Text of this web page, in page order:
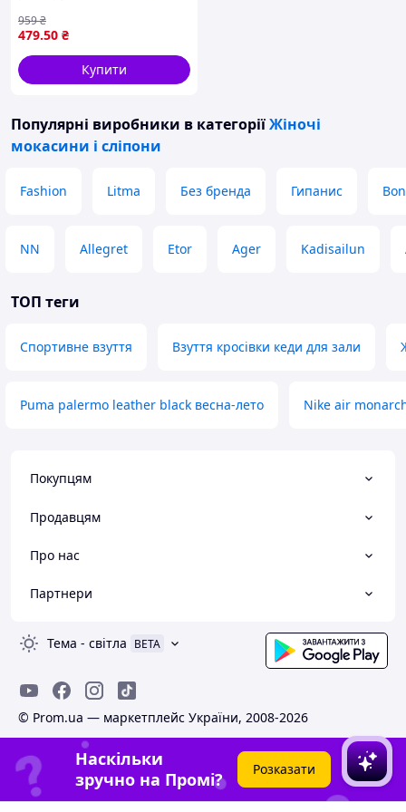
GIPANIS
479.50 ₴
959₴
Купити
Популярні виробники в категоріїЖіночі
мокасини і сліпони
Fashion Litma Без бренда Гипанис
NN Allegret Etor Ager Kadisailun
ТОП теги
Спортивне взуття Взуття кросівки кеди для зали
Puma palermo leather black весна-лето Nike air
Покупцям
Продавцям
Про нас
Партнери
Тема - світла BETA
© Prom.ua — маркетплейс України, 2008-2026
Наскільки
зручно на Промі?
Розказати